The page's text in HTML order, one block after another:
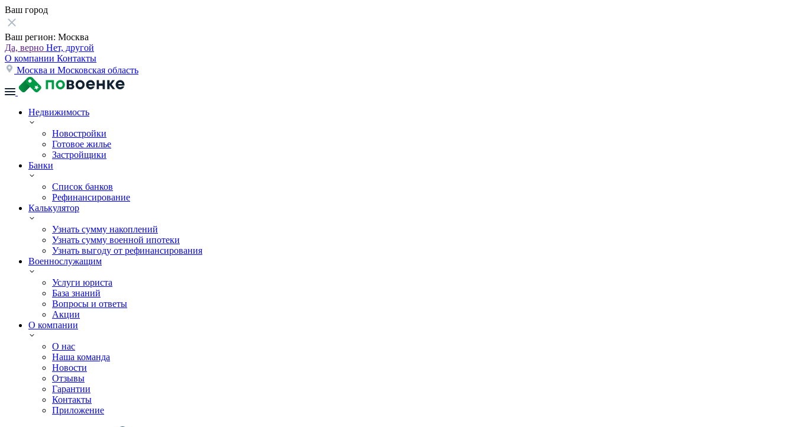
Ваш город
Ваш регион: Москва
Да, верно Нет, другой
О компании Контакты
Москва и Московская область
Недвижимость
Новостройки
Готовое жилье
Застройщики
Банки
Список банков
Рефинансирование
Калькулятор
Узнать сумму накоплений
Узнать сумму военной ипотеки
Узнать выгоду от рефинансирования
Военнослужащим
Услуги юриста
База знаний
Вопросы и ответы
Акции
О компании
О нас
Наша команда
Новости
Отзывы
Гарантии
Контакты
Приложение